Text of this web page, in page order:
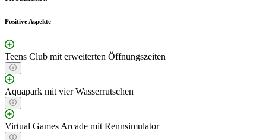
Positive Aspekte
Teens Club mit erweiterten Öffnungszeiten
Aquapark mit vier Wasserrutschen
Virtual Games Arcade mit Rennsimulator